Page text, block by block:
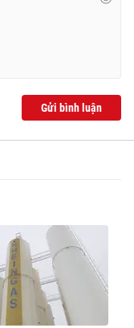
Gửi bình luận